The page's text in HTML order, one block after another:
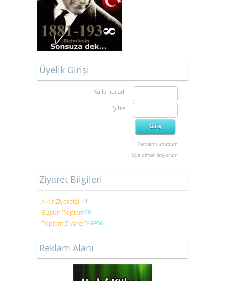
Üyelik Girişi
Kullanıcı adı
Şifre
Parolamı unuttum
Üye olmak istiyorum
Ziyaret Bilgileri
Aktif Ziyaretçi 1
Bugün Toplam20
Toplam Ziyaret346936
Reklam Alanı